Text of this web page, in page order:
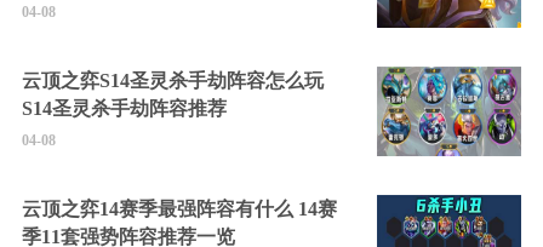
04-08
云顶之弈S14圣灵杀手劫阵容怎么玩
S14圣灵杀手劫阵容推荐
04-08
云顶之弈14赛季最强阵容有什么 14赛
季11套强势阵容推荐一览